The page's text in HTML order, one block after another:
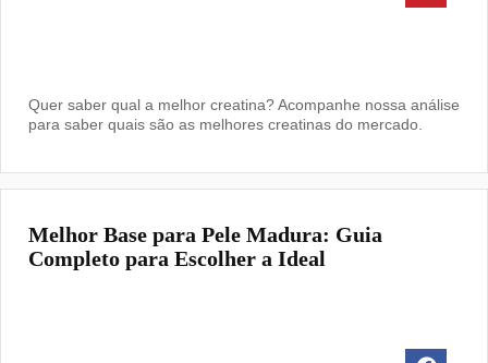
Quer saber qual a melhor creatina? Acompanhe nossa análise
para saber quais são as melhores creatinas do mercado.
Melhor Base para Pele Madura: Guia
Completo para Escolher a Ideal